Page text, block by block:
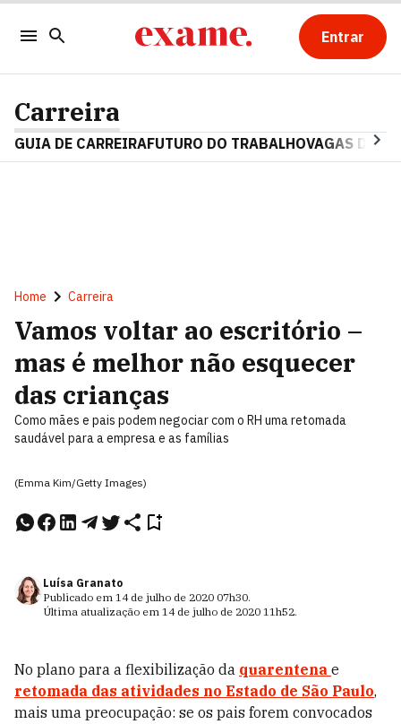
Entrar
Carreira
GUIA DE CARREIRAFUTURO DO TRABALHOVAGAS DE
Home Carreira
Vamos voltar ao escritório –
mas é melhor não esquecer
das crianças
Como mães e pais podem negociar com o RH uma retomada
saudável para a empresa e as famílias
(Emma Kim/Getty Images)
Luísa Granato
Publicado em 14 de julho de 2020 07h30.
Última atualização em 14 de julho de 2020 11h52.
No plano para a flexibilização da quarentena e
retomada das atividades no Estado de São Paulo,
mais uma preocupação: se os pais forem convocados